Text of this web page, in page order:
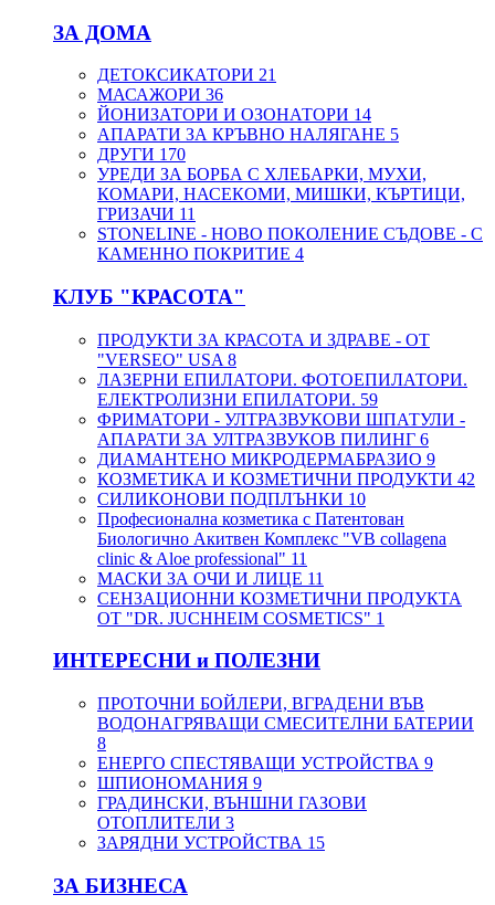
ЗА ДОМА
ДЕТОКСИКАТОРИ 21
МАСАЖОРИ 36
ЙОНИЗАТОРИ И ОЗОНАТОРИ 14
АПАРАТИ ЗА КРЪВНО НАЛЯГАНЕ 5
ДРУГИ 170
УРЕДИ ЗА БОРБА С ХЛЕБАРКИ, МУХИ,
КОМАРИ, НАСЕКОМИ, МИШКИ, КЪРТИЦИ,
ГРИЗАЧИ 11
STONELINE - НОВО ПОКОЛЕНИЕ СЪДОВЕ - С
КАМЕННО ПОКРИТИЕ 4
КЛУБ "КРАСОТА"
ПРОДУКТИ ЗА КРАСОТА И ЗДРАВЕ - ОТ
"VERSEO" USA 8
ЛАЗЕРНИ ЕПИЛАТОРИ. ФОТОЕПИЛАТОРИ.
ЕЛЕКТРОЛИЗНИ ЕПИЛАТОРИ. 59
ФРИМАТОРИ - УЛТРАЗВУКОВИ ШПАТУЛИ -
АПАРАТИ ЗА УЛТРАЗВУКОВ ПИЛИНГ 6
ДИАМАНТЕНО МИКРОДЕРМАБРАЗИО 9
КОЗМЕТИКА И КОЗМЕТИЧНИ ПРОДУКТИ 42
СИЛИКОНОВИ ПОДПЛЪНКИ 10
Професионална козметика с Патентован
Биологично Акитвен Комплекс "VB collagena
clinic & Aloe professional" 11
МАСКИ ЗА ОЧИ И ЛИЦЕ 11
СЕНЗАЦИОННИ КОЗМЕТИЧНИ ПРОДУКТА
ОТ "DR. JUCHHEIM COSMETICS" 1
ИНТЕРЕСНИ и ПОЛЕЗНИ
ПРОТОЧНИ БОЙЛЕРИ, ВГРАДЕНИ ВЪВ
ВОДОНАГРЯВАЩИ СМЕСИТЕЛНИ БАТЕРИИ
8
ЕНЕРГО СПЕСТЯВАЩИ УСТРОЙСТВА 9
ШПИОНОМАНИЯ 9
ГРАДИНСКИ, ВЪНШНИ ГАЗОВИ
ОТОПЛИТЕЛИ 3
ЗАРЯДНИ УСТРОЙСТВА 15
ЗА БИЗНЕСА